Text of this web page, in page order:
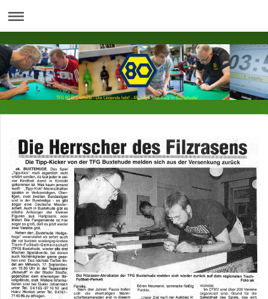
TFG 80 Buxtehude - Die Legende lebt! - 46 Jahre Tipp-Kick in Buxtehude!